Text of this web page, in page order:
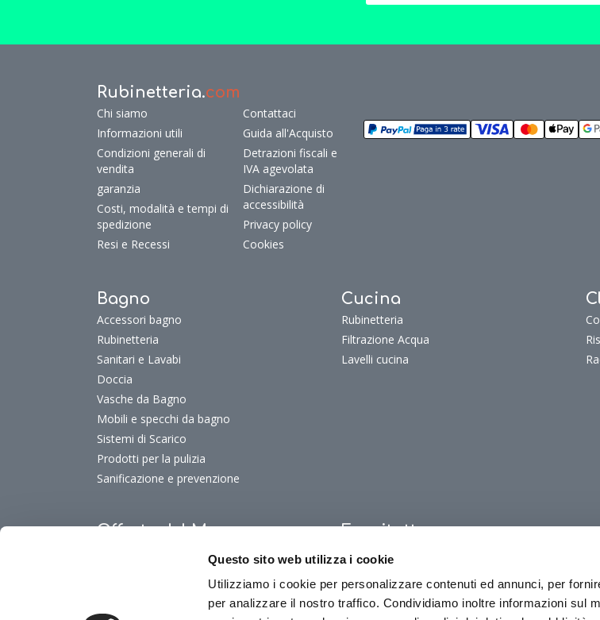
Questo sito web utilizza i cookie
Utilizziamo i cookie per personalizzare contenuti ed annunci, per
per analizzare il nostro traffico. Condividiamo inoltre informazioni sul
Rubinetteria.com
Chi siamo
Informazioni utili
Condizioni generali di
vendita
garanzia
Costi, modalità e tempi di
spedizione
Resi e Recessi
Contattaci
Guida all'Acquisto
Detrazioni fiscali e
IVA agevolata
Dichiarazione di
accessibilità
Privacy policy
Cookies
Bagno
Accessori bagno
Rubinetteria
Sanitari e Lavabi
Doccia
Vasche da Bagno
Mobili e specchi da bagno
Sistemi di Scarico
Prodotti per la pulizia
Sanificazione e prevenzione
Cucina
Rubinetteria
Filtrazione Acqua
Lavelli cucina
Offerte del Mese Fuoritutto
Fuoritutto
FuoriTutto Cucina
FuoriTutto Clima e riscaldamento